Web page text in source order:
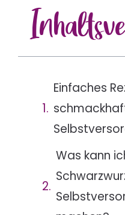
Inhalts
Einfaches
Was kann